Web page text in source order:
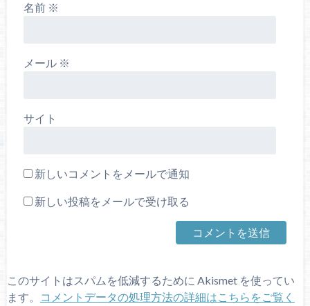
名前 ※
メール ※
サイト
新しいコメントをメールで通知
新しい投稿をメールで受け取る
このサイトはスパムを低減するために Akismet を使ってい
ます。
コメントデータの処理方法の詳細はこちらをご覧く